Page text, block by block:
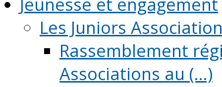
Les Juniors
Rassemblement
Associations au (...)